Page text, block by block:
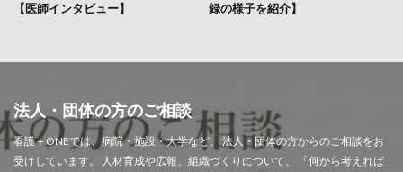
【医師インタビュー】
録の様子を紹介】
法人・団体の方のご相談
看護＋ONEでは、病院・施設・大学など、 法人・団体の方からのご相談をお
受けしています。 人材育成や広報、組織づくりについて、 「何から考えれば